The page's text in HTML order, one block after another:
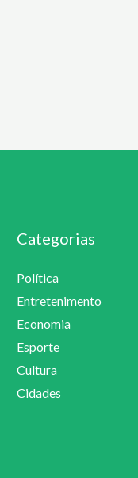
Categorias
Política
Entretenimento
Economia
Esporte
Cultura
Cidades